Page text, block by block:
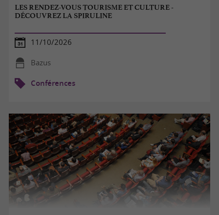
LES RENDEZ-VOUS TOURISME ET CULTURE -
DÉCOUVREZ LA SPIRULINE
11/10/2026
Bazus
Conférences